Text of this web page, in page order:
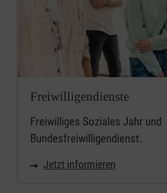
Freiwilligendienste
Freiwilliges Soziales Jahr und
Bundesfreiwilligendienst.
Jetzt informieren